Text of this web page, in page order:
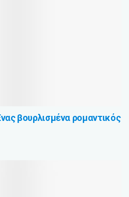
βουρλισμένα ρομαντικός